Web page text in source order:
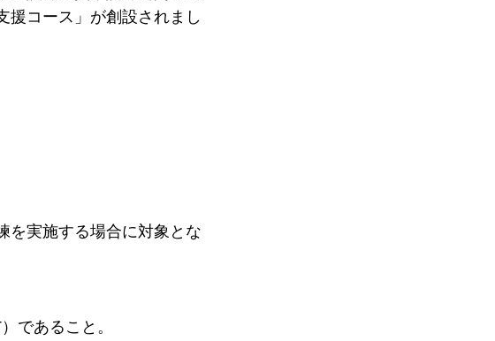
援コース」が創設されまし
を実施する場合に対象とな
であること。